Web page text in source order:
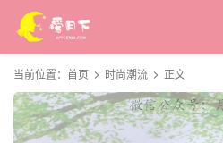
当前位置： 首页 时尚潮流 正文